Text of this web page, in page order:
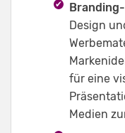
Design
für eine
Medien